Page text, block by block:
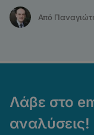
Από
Λάβε στο
αναλύσεις!